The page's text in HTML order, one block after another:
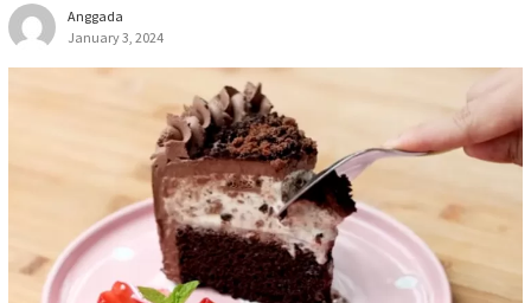
Anggada
January 3, 2024